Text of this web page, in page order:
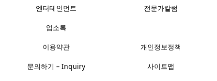
엔터테인먼트 전문가칼럼
업소록
이용약관 개인정보정책
문의하기 – Inquiry 사이트맵